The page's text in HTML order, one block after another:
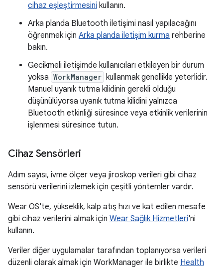
cihaz eşleştirmesini kullanın.
Arka planda Bluetooth iletişimi nasıl yapılacağını
öğrenmek için Arka planda iletişim kurma rehberine
bakın.
Gecikmeli iletişimde kullanıcıları etkileyen bir durum
yoksa WorkManager kullanmak genellikle yeterlidir.
Manuel uyanık tutma kilidinin gerekli olduğu
düşünülüyorsa uyanık tutma kilidini yalnızca
Bluetooth etkinliği süresince veya etkinlik verilerinin
işlenmesi süresince tutun.
Cihaz Sensörleri
Adım sayısı, ivme ölçer veya jiroskop verileri gibi cihaz
sensörü verilerini izlemek için çeşitli yöntemler vardır.
Wear OS'te, yükseklik, kalp atış hızı ve kat edilen mesafe
gibi cihaz verilerini almak için Wear Sağlık Hizmetleri'ni
kullanın.
Veriler diğer uygulamalar tarafından toplanıyorsa verileri
düzenli olarak almak için WorkManager ile birlikte Health